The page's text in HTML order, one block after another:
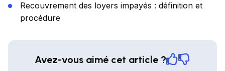
Recouvrement des loyers impayés : définition et
procédure
Avez-vous aimé cet article ?